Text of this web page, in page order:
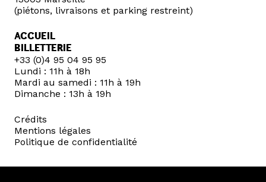
(piétons, livraisons et parking restreint)
ACCUEIL
BILLETTERIE
+33 (0)4 95 04 95 95
Lundi : 11h à 18h
Mardi au samedi : 11h à 19h
Dimanche : 13h à 19h
Crédits
Mentions légales
Politique de confidentialité